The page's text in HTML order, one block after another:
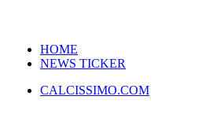
HOME
NEWS TICKER
CALCISSIMO.COM